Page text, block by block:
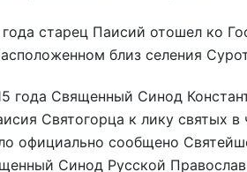
старец Паисий отошел ко
близ селения
года Священный Синод
Святогорца к лику святых
официально сообщено
Синод Русской